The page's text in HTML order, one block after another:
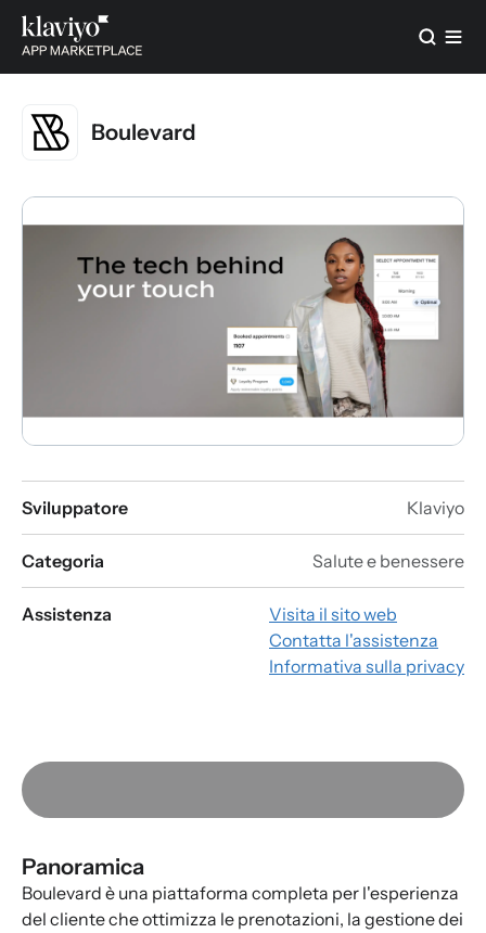
Boulevard
Sviluppatore Klaviyo
Categoria Salute e benessere
Assistenza
Visita il sito web
Contatta l'assistenza
Informativa sulla privacy
Panoramica
Boulevard è una piattaforma completa per l'esperienza
del cliente che ottimizza le prenotazioni, la gestione dei